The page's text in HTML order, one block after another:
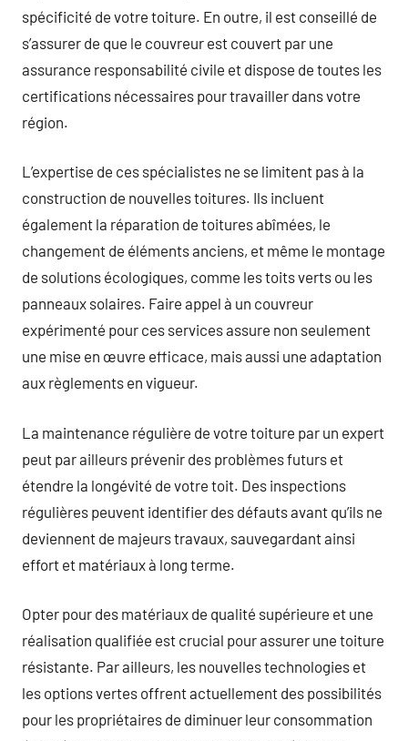
spécificité de votre toiture. En outre, il est conseillé de
s’assurer de que le couvreur est couvert par une
assurance responsabilité civile et dispose de toutes les
certifications nécessaires pour travailler dans votre
région.
L’expertise de ces spécialistes ne se limitent pas à la
construction de nouvelles toitures. Ils incluent
également la réparation de toitures abîmées, le
changement de éléments anciens, et même le montage
de solutions écologiques, comme les toits verts ou les
panneaux solaires. Faire appel à un couvreur
expérimenté pour ces services assure non seulement
une mise en œuvre efficace, mais aussi une adaptation
aux règlements en vigueur.
La maintenance régulière de votre toiture par un expert
peut par ailleurs prévenir des problèmes futurs et
étendre la longévité de votre toit. Des inspections
régulières peuvent identifier des défauts avant qu’ils ne
deviennent de majeurs travaux, sauvegardant ainsi
effort et matériaux à long terme.
Opter pour des matériaux de qualité supérieure et une
réalisation qualifiée est crucial pour assurer une toiture
résistante. Par ailleurs, les nouvelles technologies et
les options vertes offrent actuellement des possibilités
pour les propriétaires de diminuer leur consommation